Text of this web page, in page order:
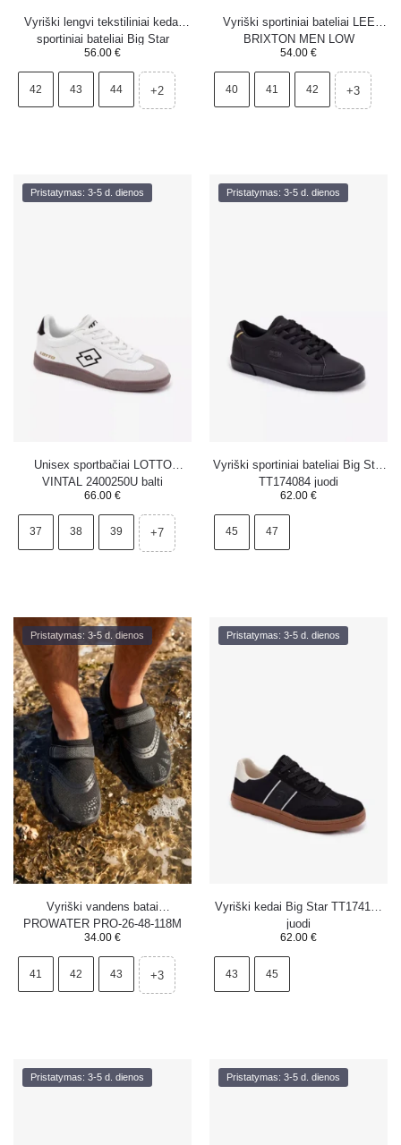
Vyriški lengvi tekstiliniai kedai
sportiniai bateliai Big Star
UU174003 juodi
56.00 €
42 43 44 +2
Vyriški sportiniai bateliai LEE
BRIXTON MEN LOW
50261024.11A juodi
54.00 €
40 41 42 +3
Pristatymas: 3-5 d. dienos
Unisex sportbačiai LOTTO
VINTAL 2400250U balti
66.00 €
37 38 39 +7
Pristatymas: 3-5 d. dienos
Vyriški sportiniai bateliai Big Star
TT174084 juodi
62.00 €
45 47
Pristatymas: 3-5 d. dienos
Vyriški vandens batai
PROWATER PRO-26-48-118M
juodi
34.00 €
41 42 43 +3
Pristatymas: 3-5 d. dienos
Vyriški kedai Big Star TT174129
juodi
62.00 €
43 45
Pristatymas: 3-5 d. dienos Pristatymas: 3-5 d. dienos